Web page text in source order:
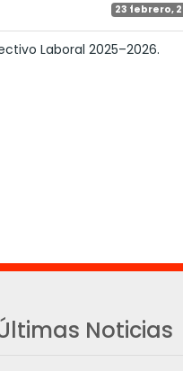
23 febrero,
Laboral 2025–2026.
Noticias